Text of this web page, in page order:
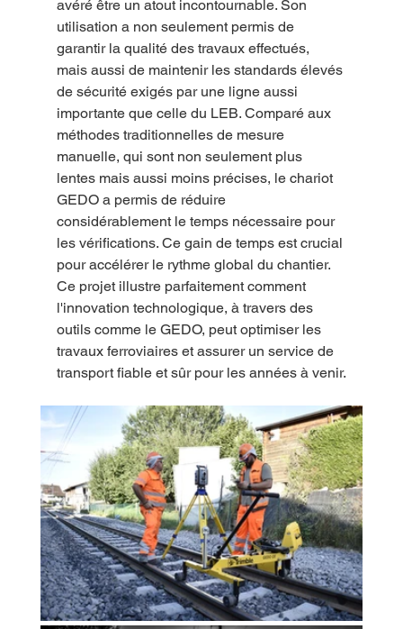
avéré être un atout incontournable. Son
utilisation a non seulement permis de
garantir la qualité des travaux effectués,
mais aussi de maintenir les standards élevés
de sécurité exigés par une ligne aussi
importante que celle du LEB. Comparé aux
méthodes traditionnelles de mesure
manuelle, qui sont non seulement plus
lentes mais aussi moins précises, le chariot
GEDO a permis de réduire
considérablement le temps nécessaire pour
les vérifications. Ce gain de temps est crucial
pour accélérer le rythme global du chantier.
Ce projet illustre parfaitement comment
l'innovation technologique, à travers des
outils comme le GEDO, peut optimiser les
travaux ferroviaires et assurer un service de
transport fiable et sûr pour les années à venir.